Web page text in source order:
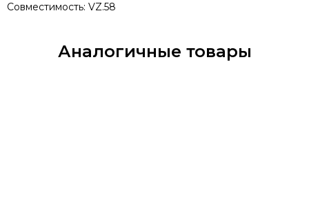
Совместимость: VZ.58
Аналогичные товары